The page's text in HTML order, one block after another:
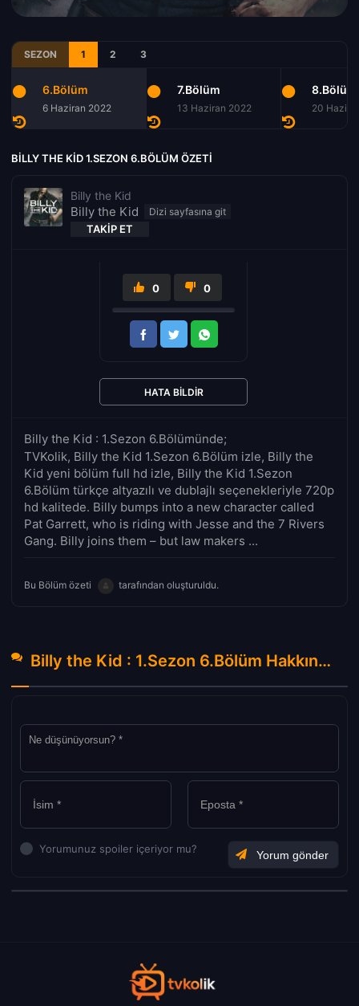
SEZON 1 2 3
6.Bölüm
6 Haziran 2022
7.Bölüm
13 Haziran 2022
8.Bölüm
20
BILLY THE KID 1.SEZON 6.BÖLÜM ÖZETI
Billy the Kid
Billy the Kid
TAKIP ET
Billy the Kid : 1.Sezon 6.Bölümünde;
TVKolik, Billy the Kid 1.Sezon 6.Bölüm izle, Billy the
Kid yeni bölüm full hd izle, Billy the Kid 1.Sezon
6.Bölüm türkçe altyazılı ve dublajlı seçenekleriyle 720p
hd kalitede. Billy bumps into a new character called
Pat Garrett, who is riding with Jesse and the 7 Rivers
Gang. Billy joins them – but law makers ...
Bu Bölüm özeti tarafından oluşturuldu.
0 0
HATA BILDIR
Billy the Kid : 1.Sezon 6.Bölüm Hakkında Yorumlar
Yorumunuz spoiler içeriyor mu?